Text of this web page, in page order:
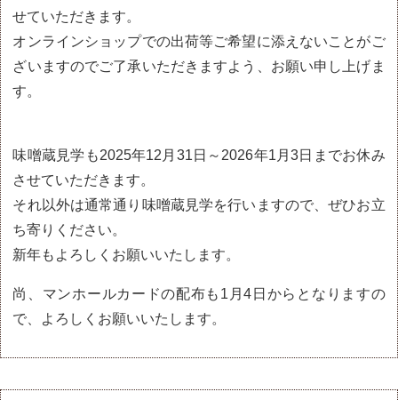
せていただきます。
オンラインショップでの出荷等ご希望に添えないことがご
ざいますのでご了承いただきますよう、お願い申し上げま
す。
味噌蔵見学も2025年12月31日～2026年1月3日までお休み
させていただきます。
それ以外は通常通り味噌蔵見学を行いますので、ぜひお立
ち寄りください。
新年もよろしくお願いいたします。
尚、マンホールカードの配布も1月4日からとなりますの
で、よろしくお願いいたします。